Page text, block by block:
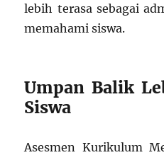
lebih terasa sebagai
memahami siswa.
Umpan Balik
Siswa
Asesmen Kurikulum